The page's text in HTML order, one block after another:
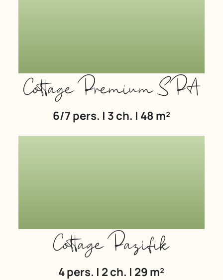
Cottage Premium SPA
6/7 pers. | 3 ch. | 48 m²
Cottage Pazifik
4 pers. | 2 ch. | 29 m²